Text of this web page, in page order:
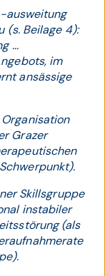
ausweitung
(s. Beilage 4):
...
im
ansässige
Grazer
Skillsgruppe
instabiler
(als